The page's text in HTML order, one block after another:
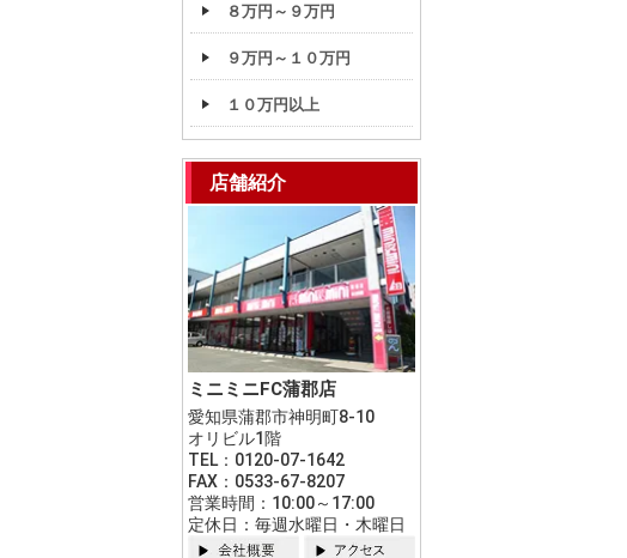
８万円～９万円
９万円～１０万円
１０万円以上
店舗紹介
ミニミニFC蒲郡店
愛知県蒲郡市神明町8-10
オリビル1階
TEL：0120-07-1642
FAX：0533-67-8207
営業時間：10:00～17:00
定休日：毎週水曜日・木曜日